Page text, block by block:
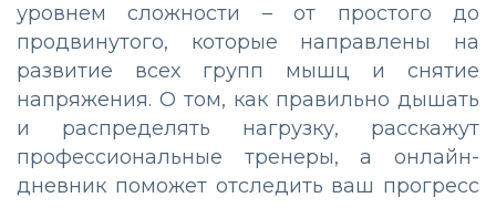
уровнем сложности – от простого до
продвинутого, которые направлены на
развитие всех групп мышц и снятие
напряжения. О том, как правильно дышать
и распределять нагрузку, расскажут
профессиональные тренеры, а онлайн-
дневник поможет отследить ваш прогресс